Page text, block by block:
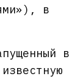
в
в